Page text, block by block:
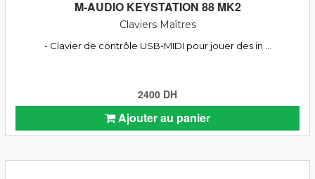
M-AUDIO KEYSTATION 88 MK2
Claviers Maîtres
- Clavier de contrôle USB-MIDI pour jouer des in ...
2400 DH
Ajouter au panier